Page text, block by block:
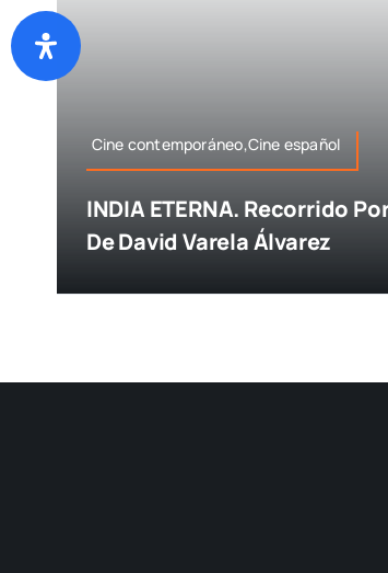
Cine contemporáneo,Cine español
INDIA ETERNA. Recorrido
De David Varela Álvarez